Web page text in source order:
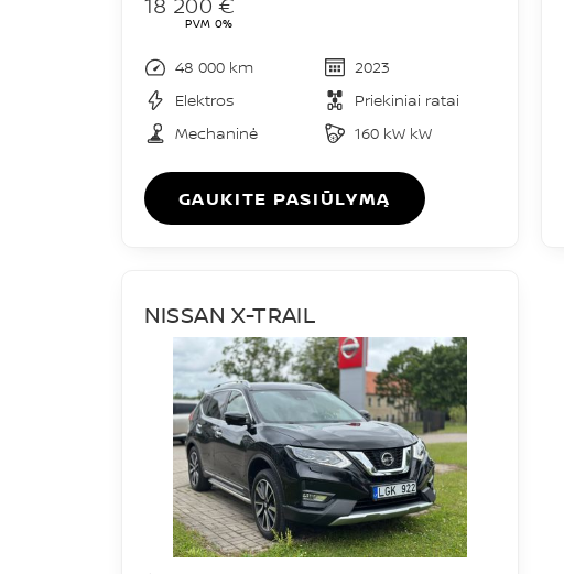
PVM 0%
48 000 km
2023
Elektros
Priekiniai ratai
Mechaninė
160 kW kW
GAUKITE PASIŪLYMĄ
NISSAN X-TRAIL